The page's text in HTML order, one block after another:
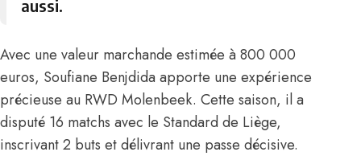
aussi.
Avec une valeur marchande estimée à 800 000
euros, Soufiane Benjdida apporte une expérience
précieuse au RWD Molenbeek. Cette saison, il a
disputé 16 matchs avec le Standard de Liège,
inscrivant 2 buts et délivrant une passe décisive.